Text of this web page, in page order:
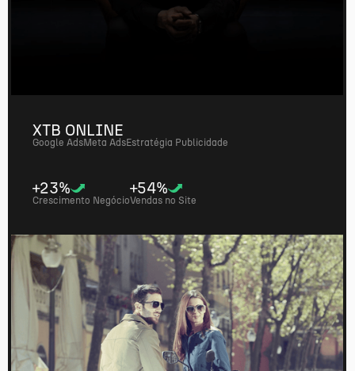
XTB ONLINE
Google AdsMeta AdsEstratégia Publicidade
+23%
Crescimento Negócio
+54%
Vendas no Site